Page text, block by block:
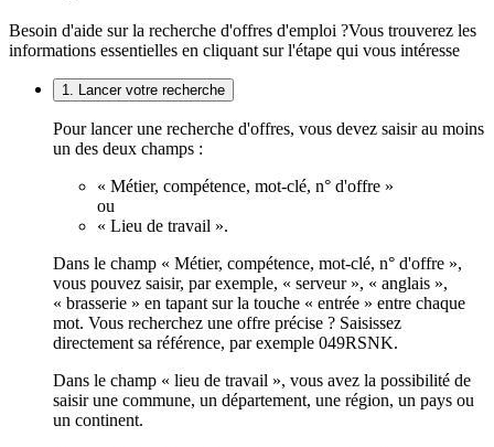
Besoin d'aide sur la recherche d'offres d'emploi ?Vous trouverez les
informations essentielles en cliquant sur l'étape qui vous intéresse
1. Lancer votre recherche
Pour lancer une recherche d'offres, vous devez saisir au moins
un des deux champs :
« Métier, compétence, mot-clé, n° d'offre »
ou
« Lieu de travail ».
Dans le champ « Métier, compétence, mot-clé, n° d'offre »,
vous pouvez saisir, par exemple, « serveur », « anglais »,
« brasserie » en tapant sur la touche « entrée » entre chaque
mot. Vous recherchez une offre précise ? Saisissez
directement sa référence, par exemple 049RSNK.
Dans le champ « lieu de travail », vous avez la possibilité de
saisir une commune, un département, une région, un pays ou
un continent.